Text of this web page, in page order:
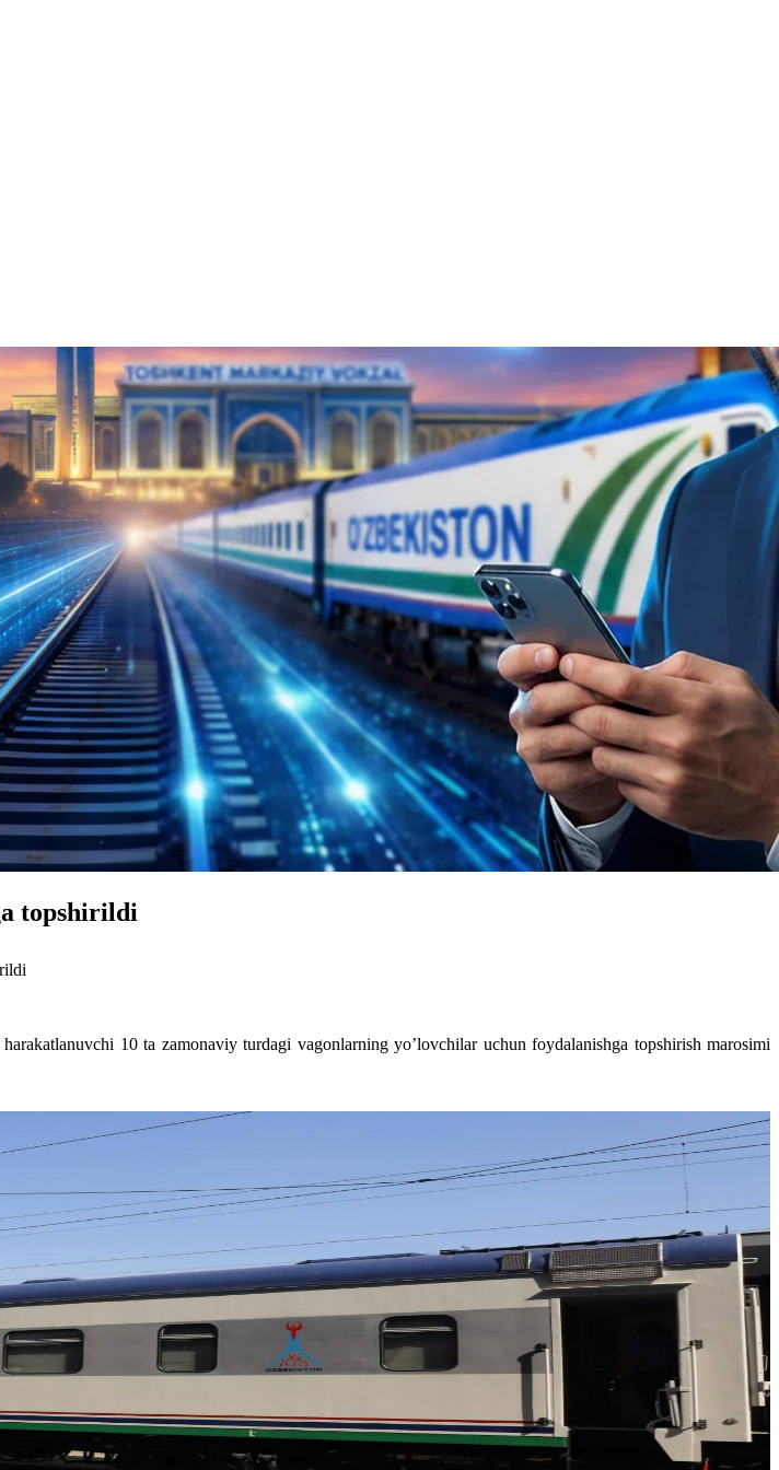
topshirildi
10 ta zamonaviy turdagi vagonlarning yo’lovchilar uchun foydalanishga topshirish marosimi